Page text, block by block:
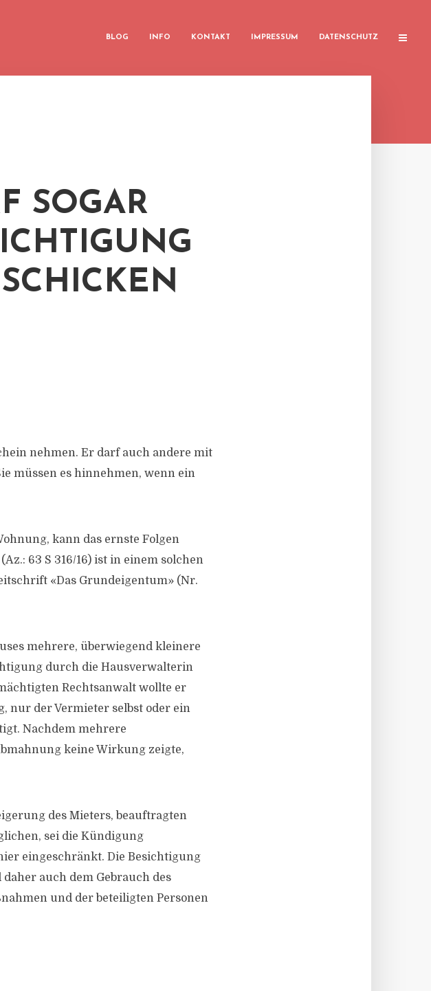
BLOG INFO KONTAKT IMPRESSUM DATENSCHUTZ
SOGAR
nehmen. Er darf auch andere mit
müssen es hinnehmen, wenn ein
kann das ernste Folgen
63 S 316/16) ist in einem solchen
«Das Grundeigentum» (Nr.
mehrere, überwiegend kleinere
durch die Hausverwalterin
Rechtsanwalt wollte er
nur der Vermieter selbst oder ein
Nachdem mehrere
keine Wirkung zeigte,
des Mieters, beauftragten
sei die Kündigung
eingeschränkt. Die Besichtigung
auch dem Gebrauch des
und der beteiligten Personen